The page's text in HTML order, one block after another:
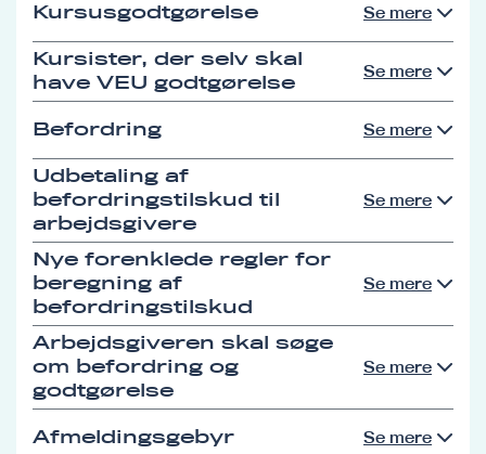
Kursusgodtgørelse Se mere
Kursister, der selv skal
have VEU godtgørelse
Se mere
Befordring Se mere
Udbetaling af
befordringstilskud til
arbejdsgivere
Se mere
Nye forenklede regler for
beregning af
befordringstilskud
Se mere
Arbejdsgiveren skal søge
om befordring og
godtgørelse
Se mere
Afmeldingsgebyr Se mere